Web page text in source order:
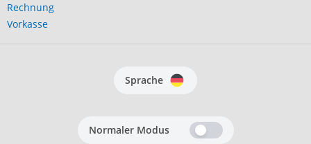
Rechnung
Vorkasse
Sprache
Normaler Modus